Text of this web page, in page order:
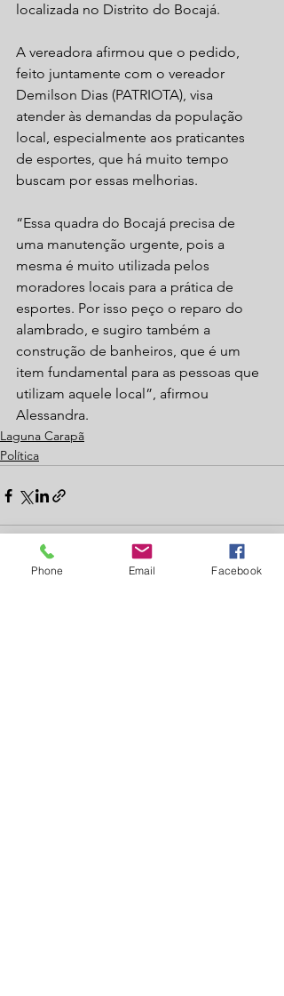
localizada no Distrito do Bocajá.
A vereadora afirmou que o pedido,
feito juntamente com o vereador
Demilson Dias (PATRIOTA), visa
atender às demandas da população
local, especialmente aos praticantes
de esportes, que há muito tempo
buscam por essas melhorias.
“Essa quadra do Bocajá precisa de
uma manutenção urgente, pois a
mesma é muito utilizada pelos
moradores locais para a prática de
esportes. Por isso peço o reparo do
alambrado, e sugiro também a
construção de banheiros, que é um
item fundamental para as pessoas que
utilizam aquele local”, afirmou
Alessandra.
Laguna Carapã
Política
Phone Email Facebook